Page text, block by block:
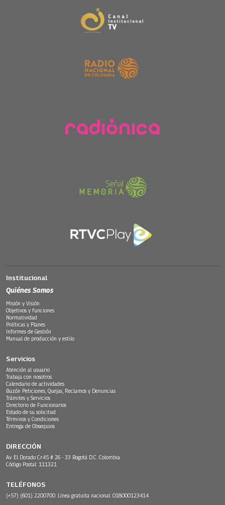
Institucional
Quiénes Somos
Misión y Visión
Objetivos y funciones
Normatividad
Políticas y Planes
Informes de Gestión
Manual de producción y estilo
Servicios
Atención al usuario
Trabaja con nosotros
Calendario de actividades
Buzón Peticiones, Quejas, Reclamos y Denuncias
Trámites y Servicios
Directorio de Funcionarios
Estado de su solicitud
Términos y Condiciones
Entrega de Obsequios
DIRECCIÓN
Av. El Dorado Cr.45 # 26 - 33 Bogotá D.C. Colombia.
Código Postal: 111321
TELÉFONOS
(+57) (601) 2200700. Línea gratuita nacional: 018000123414